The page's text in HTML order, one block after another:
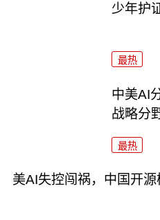
少年护
最热
中美AI
战略分
最热
美AI失控闯祸，中国开源